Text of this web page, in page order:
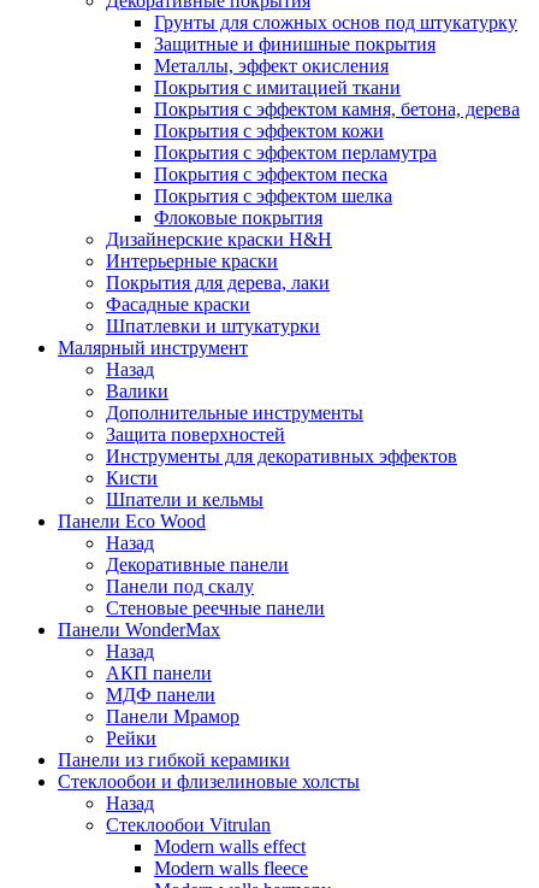
Грунты для сложных основ под штукатурку
Защитные и финишные покрытия
Металлы, эффект окисления
Покрытия с имитацией ткани
Покрытия с эффектом камня, бетона, дерева
Покрытия с эффектом кожи
Покрытия с эффектом перламутра
Покрытия с эффектом песка
Покрытия с эффектом шелка
Флоковые покрытия
Дизайнерские краски H&H
Интерьерные краски
Покрытия для дерева, лаки
Фасадные краски
Шпатлевки и штукатурки
Малярный инструмент
Назад
Валики
Дополнительные инструменты
Защита поверхностей
Инструменты для декоративных эффектов
Кисти
Шпатели и кельмы
Панели Eco Wood
Назад
Декоративные панели
Панели под скалу
Стеновые реечные панели
Панели WonderMax
Назад
АКП панели
МДФ панели
Панели Мрамор
Рейки
Панели из гибкой керамики
Стеклообои и флизелиновые холсты
Назад
Стеклообои Vitrulan
Modern walls effect
Modern walls fleece